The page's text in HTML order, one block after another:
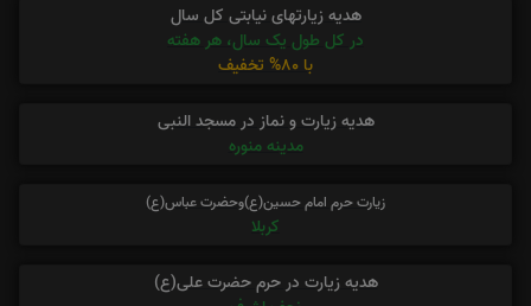
هدیه زیارتهای نیابتی کل سال
در کل طول یک سال، هر هفته
با 80% تخفیف
هدیه زیارت و نماز در مسجد النبی
مدینه منوره
زیارت حرم امام حسین(ع)وحضرت عباس(ع)
کربلا
هدیه زیارت در حرم حضرت علی(ع)